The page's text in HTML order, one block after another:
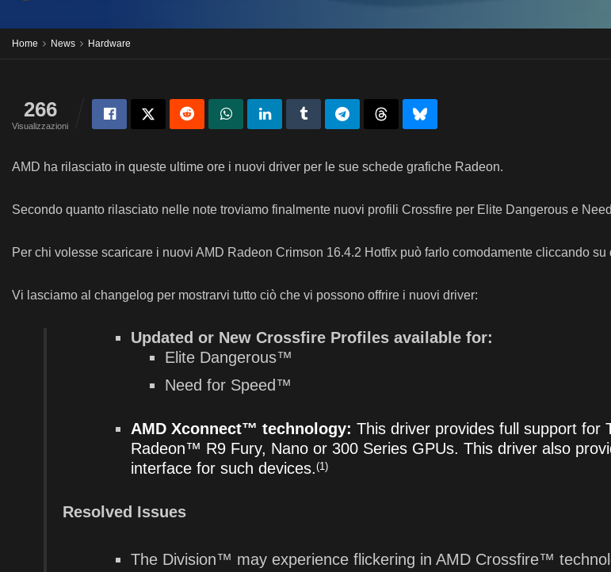
Home News Hardware
266
Visualizzazioni
AMD ha rilasciato in queste ultime ore i nuovi driver per le sue schede grafiche Radeon.
Secondo quanto rilasciato nelle note troviamo finalmente nuovi profili Crossfire per Elite Dangerous e
Per chi volesse scaricare i nuovi AMD Radeon Crimson 16.4.2 Hotfix può farlo comodamente cliccando su
Vi lasciamo al changelog per mostrarvi tutto ciò che vi possono offrire i nuovi driver:
Updated or New Crossfire Profiles available for:
Elite Dangerous™
Need for Speed™
AMD Xconnect™ technology: This driver provides full support
Radeon™ R9 Fury, Nano or 300 Series GPUs. This driver also
interface for such devices.(1)
Resolved Issues
The Division™ may experience flickering in AMD Crossfire™